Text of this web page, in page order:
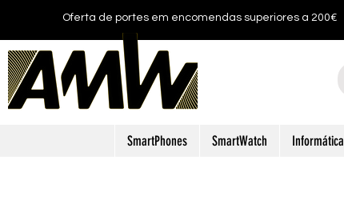
Oferta de portes em encomendas superiores a 200€
SmartPhones SmartWatch Informática